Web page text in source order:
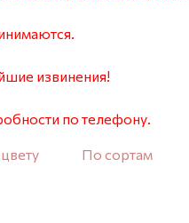
извинения!
по телефону.
По сортам